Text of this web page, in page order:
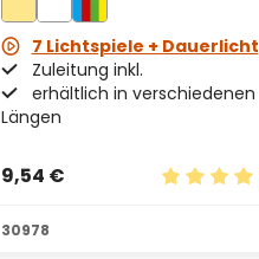
7 Lichtspiele + Dauerlicht
Zuleitung inkl.
erhältlich in verschiedenen
Längen
9,54 €
30978